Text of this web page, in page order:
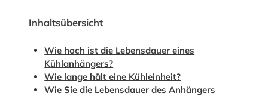
Inhaltsübersicht
Wie hoch ist die Lebensdauer eines
Kühlanhängers?
Wie lange hält eine Kühleinheit?
Wie Sie die Lebensdauer des Anhängers